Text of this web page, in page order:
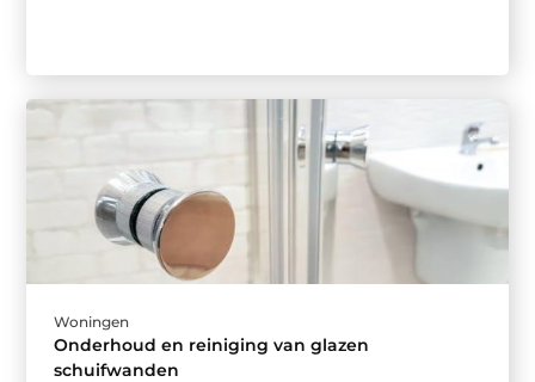
Woningen
Onderhoud en reiniging van glazen
schuifwanden